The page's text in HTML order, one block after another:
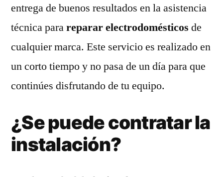
entrega de buenos resultados en la asistencia
técnica parareparar electrodomésticos de
cualquier marca. Este servicio es realizado en
un corto tiempo y no pasa de un día para que
continúes disfrutando de tu equipo.
¿Se puede contratar la
instalación?